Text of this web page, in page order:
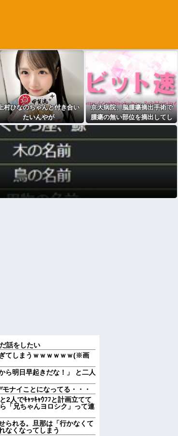
村ひなのちゃんと付き合い
たいんやが
京大病院、脳腫瘍摘出手術で
腫瘍の無い部位を摘出してし
まう 手術ミスで50代女性患
者を「植物状態」に
話をしたい
てしまうｗｗｗｗｗｗ(※画
ら明日早起きだな！」 と二人
ナイことになってる・・・
2人でｷｬｯｷｬｳﾌﾌと計画立てて
「兄ちゃんヨロシク」って連
られる。旦那は「行かなくて
なくなってしまう